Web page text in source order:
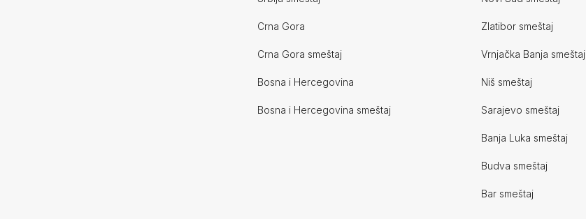
Crna Gora
Crna Gora smeštaj
Bosna i Hercegovina
Bosna i Hercegovina smeštaj
Zlatibor smeštaj
Vrnjačka Banja smeštaj
Niš smeštaj
Sarajevo smeštaj
Banja Luka smeštaj
Budva smeštaj
Bar smeštaj